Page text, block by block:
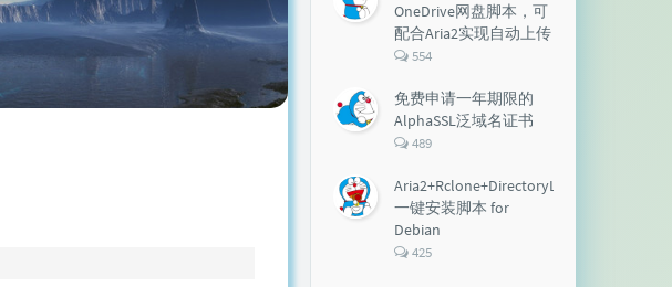
OneDrive网盘脚本，可
配合Aria2实现自动上传
评
数：
554
免费申请一年期限的
AlphaSSL泛域名证书
评
数：
489
Aria2+Rclone+DirectoryLister+Aria2Ng
一键安装脚本 for
Debian
评
425